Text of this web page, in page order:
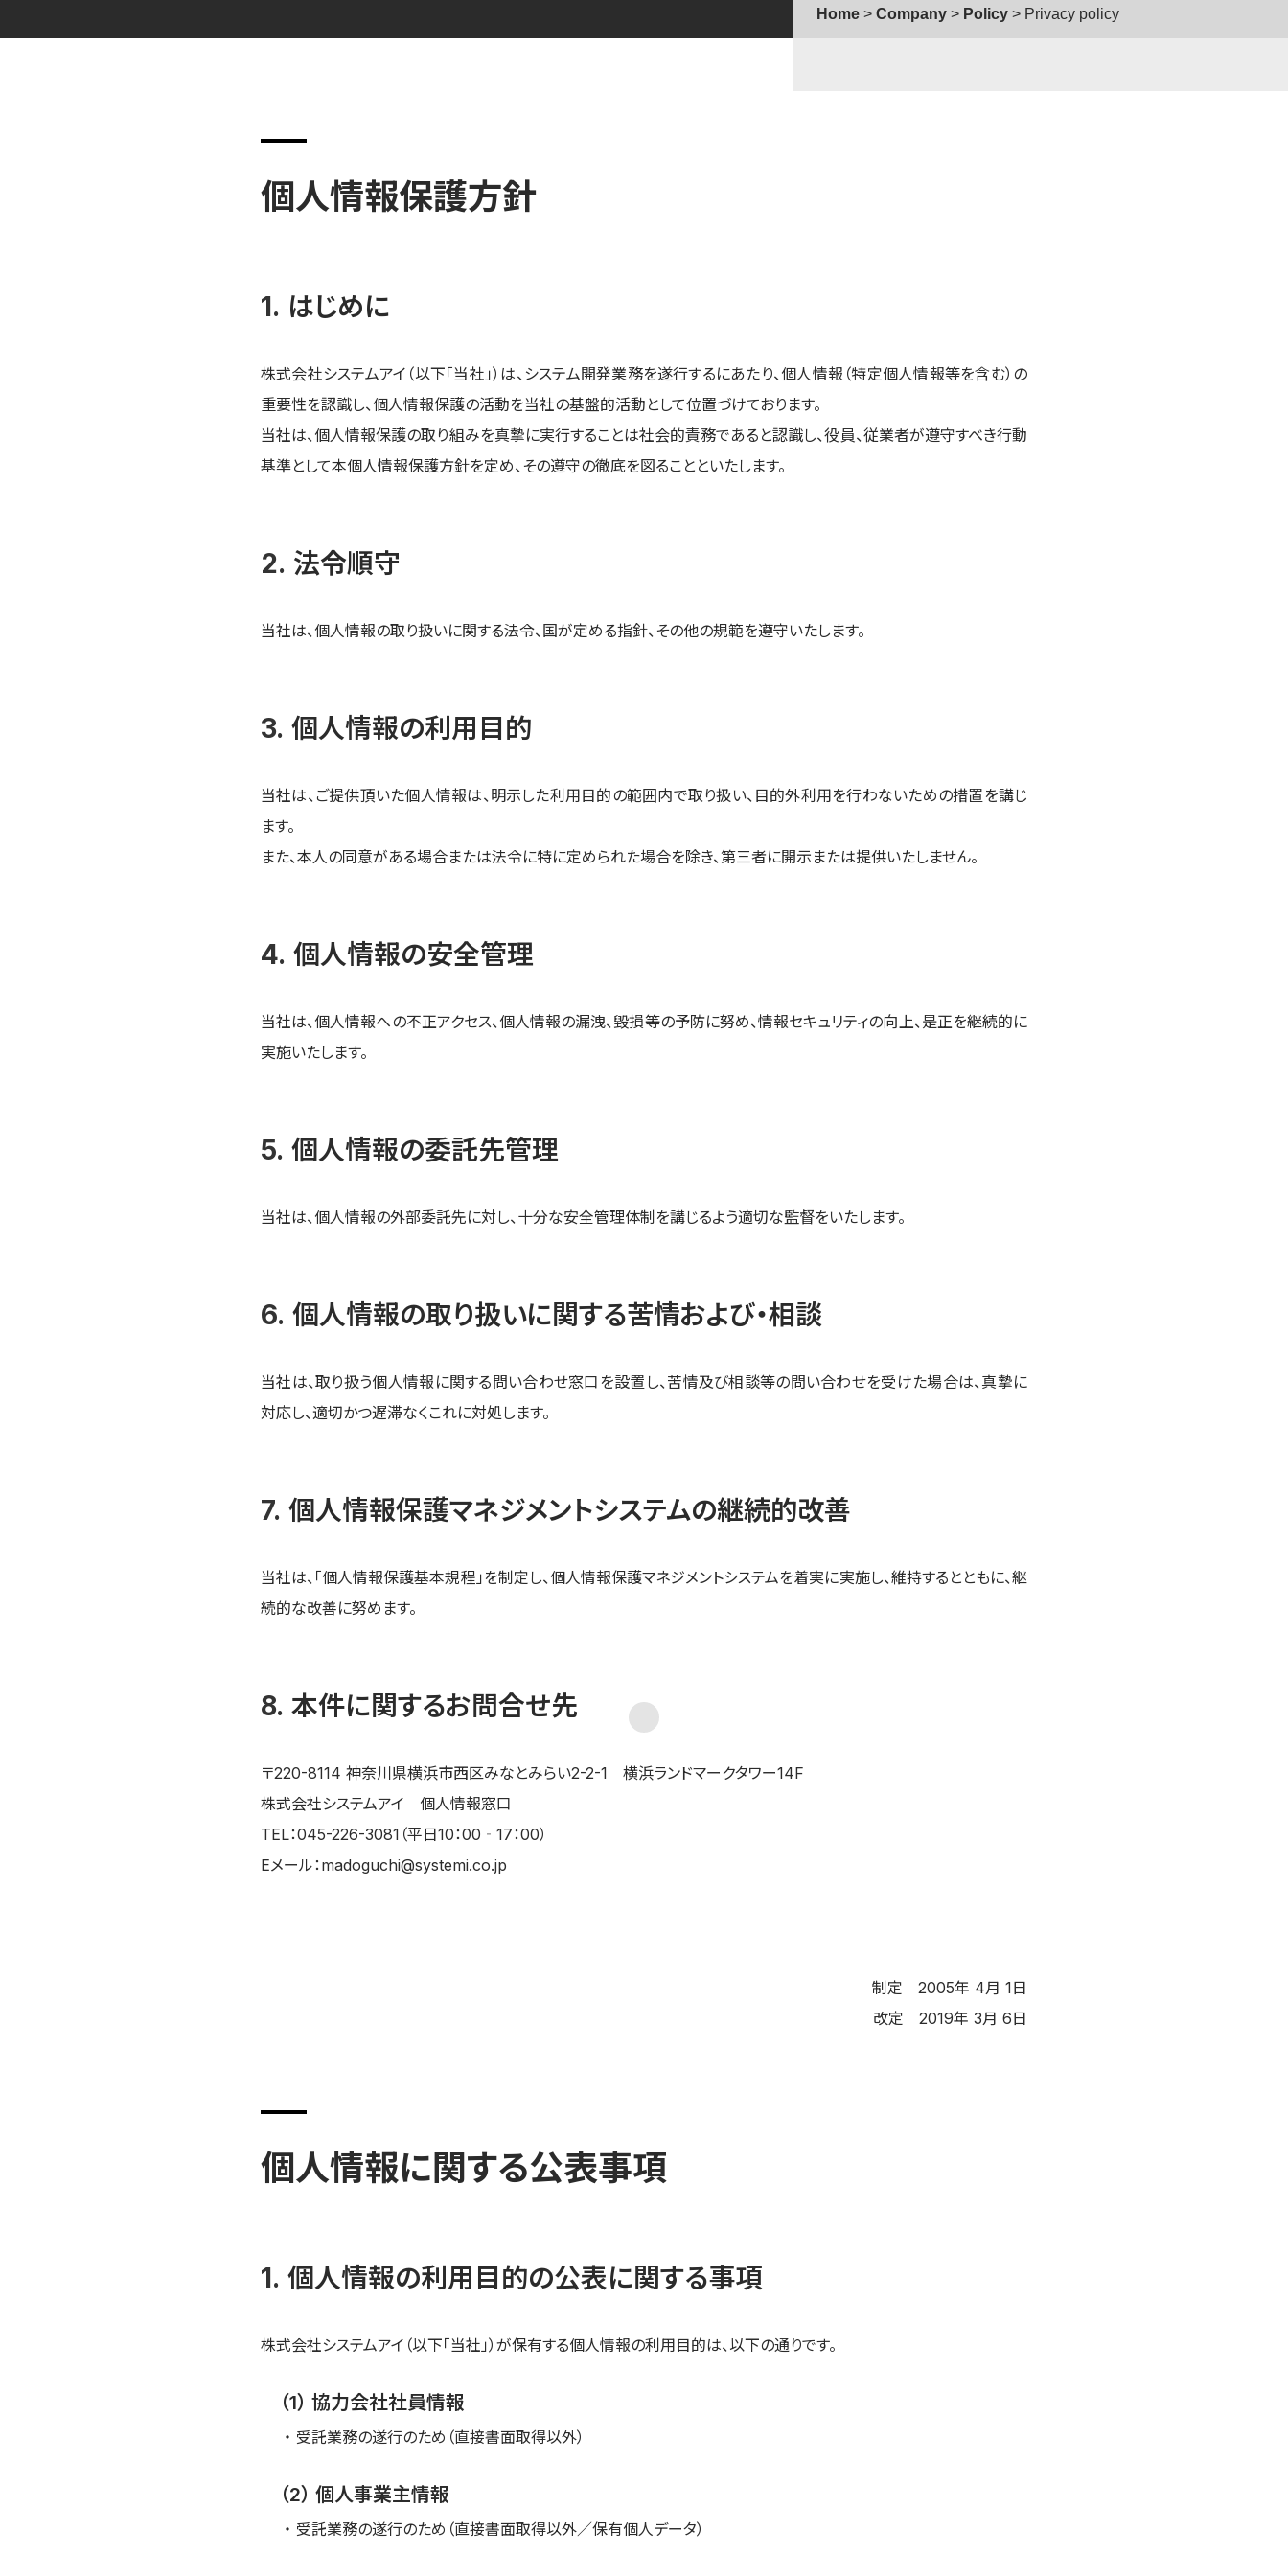
Home Company Policy Privacy policy
個人情報保護方針
はじめに
株式会社システムアイ（以下「当社」）は、システム開発業務を遂行するにあたり、個人情報（特定個人情報等を含む）の
重要性を認識し、個人情報保護の活動を当社の基盤的活動として位置づけております。
当社は、個人情報保護の取り組みを真摯に実行することは社会的責務であると認識し、役員、従業者が遵守すべき行動
基準として本個人情報保護方針を定め、その遵守の徹底を図ることといたします。
法令順守
当社は、個人情報の取り扱いに関する法令、国が定める指針、その他の規範を遵守いたします。
個人情報の利用目的
当社は、ご提供頂いた個人情報は、明示した利用目的の範囲内で取り扱い、目的外利用を行わないための措置を講じ
ます。
また、本人の同意がある場合または法令に特に定められた場合を除き、第三者に開示または提供いたしません。
個人情報の安全管理
当社は、個人情報への不正アクセス、個人情報の漏洩、毀損等の予防に努め、情報セキュリティの向上、是正を継続的に
実施いたします。
個人情報の委託先管理
当社は、個人情報の外部委託先に対し、十分な安全管理体制を講じるよう適切な監督をいたします。
個人情報の取り扱いに関する苦情および・相談
当社は、取り扱う個人情報に関する問い合わせ窓口を設置し、苦情及び相談等の問い合わせを受けた場合は、真摯に
対応し、適切かつ遅滞なくこれに対処します。
個人情報保護マネジメントシステムの継続的改善
当社は、「個人情報保護基本規程」を制定し、個人情報保護マネジメントシステムを着実に実施し、維持するとともに、継
続的な改善に努めます。
本件に関するお問合せ先
〒220-8114 神奈川県横浜市西区みなとみらい2-2-1 横浜ランドマークタワー14F
株式会社システムアイ 個人情報窓口
TEL：045-226-3081（平日10：00‐17：00）
Eメール：madoguchi@systemi.co.jp
制定 2005年 4月 1日
改定 2019年 3月 6日
個人情報に関する公表事項
個人情報の利用目的の公表に関する事項
株式会社システムアイ（以下「当社」）が保有する個人情報の利用目的は、以下の通りです。
（1） 協力会社社員情報
・ 受託業務の遂行のため（直接書面取得以外）
（2） 個人事業主情報
・ 受託業務の遂行のため（直接書面取得以外／保有個人データ）